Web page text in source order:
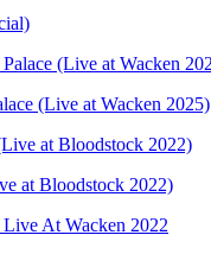
(Live at Wacken 2025)
at Bloodstock 2022)